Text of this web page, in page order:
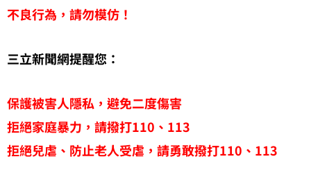
不良行為，請勿模仿！
三立新聞網提醒您：
保護被害人隱私，避免二度傷害
拒絕家庭暴力，請撥打110、113
拒絕兒虐、防止老人受虐，請勇敢撥打110、113